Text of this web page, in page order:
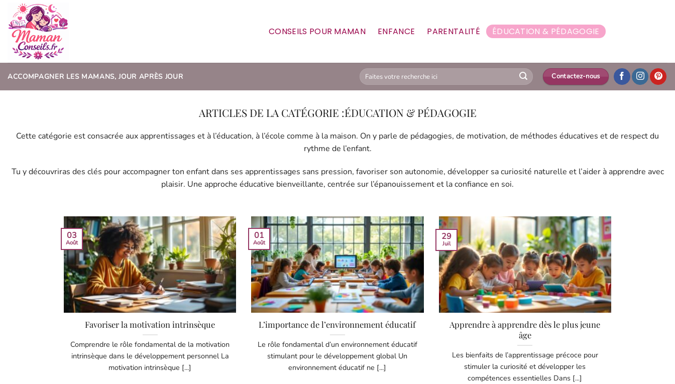
Passer
contenu
CONSEILS POUR MAMAN ENFANCE PARENTALITÉ ÉDUCATION & PÉDAGOGIE
ACCOMPAGNER LES MAMANS, JOUR APRÈS JOUR Contactez-nous
ÉDUCATION & PÉDAGOGIE
Cette catégorie est consacrée aux apprentissages et à l’éducation, à l’école comme à la maison. On y parle de pédagogies, de motivation, de méthodes éducatives et de respect du
rythme de l’enfant.
Tu y découvriras des clés pour accompagner ton enfant dans ses apprentissages sans pression, favoriser son autonomie, développer sa curiosité naturelle et l’aider à apprendre avec
plaisir. Une approche éducative bienveillante, centrée sur l’épanouissement et la confiance en soi.
Favoriser la motivation intrinsèque
Comprendre le rôle fondamental de la motivation
intrinsèque dans le développement personnel La
motivation intrinsèque [...]
03
Août
L’importance de l’environnement éducatif
Le rôle fondamental d’un environnement éducatif
stimulant pour le développement global Un
environnement éducatif ne [...]
01
Août
Apprendre à apprendre dès le plus jeune
âge
Les bienfaits de l’apprentissage précoce pour
stimuler la curiosité et développer les
compétences essentielles Dans [...]
29
Juil